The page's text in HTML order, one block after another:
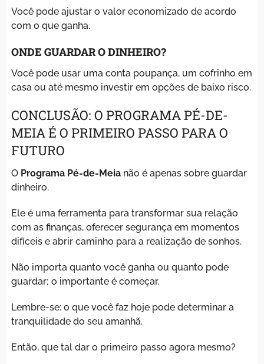
Você pode ajustar o valor economizado de acordo
com o que ganha.
ONDE GUARDAR O DINHEIRO?
Você pode usar uma conta poupança, um cofrinho em
casa ou até mesmo investir em opções de baixo risco.
CONCLUSÃO: O PROGRAMA PÉ-DE-
MEIA É O PRIMEIRO PASSO PARA O
FUTURO
O Programa Pé-de-Meianão é apenas sobre guardar
dinheiro.
Ele é uma ferramenta para transformar sua relação
com as finanças, oferecer segurança em momentos
difíceis e abrir caminho para a realização de sonhos.
Não importa quanto você ganha ou quanto pode
guardar; o importante é começar.
Lembre-se: o que você faz hoje pode determinar a
tranquilidade do seu amanhã.
Então, que tal dar o primeiro passo agora mesmo?